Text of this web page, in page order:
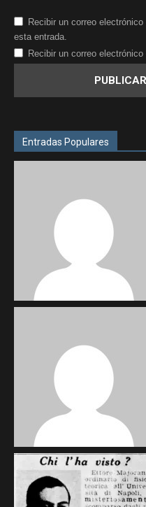
Recibir un correo
esta entrada.
Recibir un correo
Entradas Populares